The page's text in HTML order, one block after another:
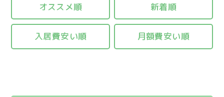
オススメ順 新着順
入居費安い順 月額費安い順